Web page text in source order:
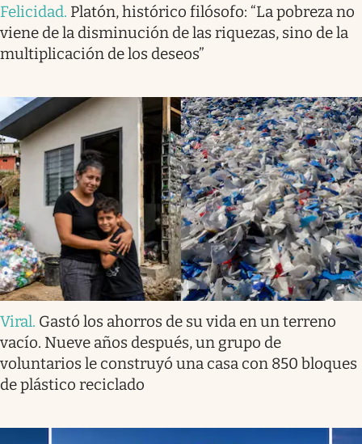
Felicidad. Platón, histórico filósofo: “La pobreza no
viene de la disminución de las riquezas, sino de la
multiplicación de los deseos”
Viral. Gastó los ahorros de su vida en un terreno
vacío. Nueve años después, un grupo de
voluntarios le construyó una casa con 850 bloques
de plástico reciclado